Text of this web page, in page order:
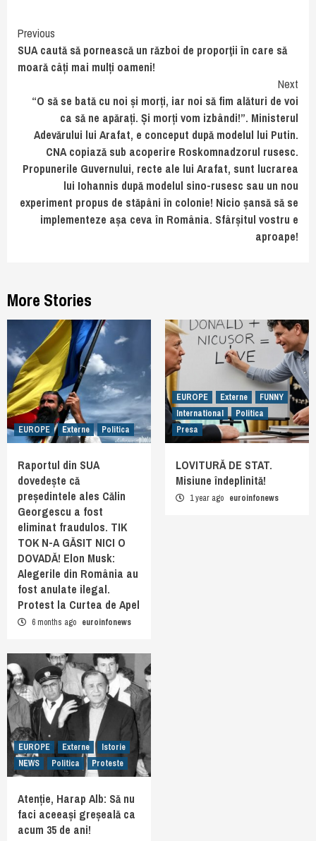
Continue
Reading
Previous
SUA caută să pornească un război de proporţii în care să
moară câți mai mulți oameni!
Next
“O să se bată cu noi și morți, iar noi să fim alături de voi
ca să ne apărați. Și morți vom izbândi!”. Ministerul
Adevărului lui Arafat, e conceput după modelul lui Putin.
CNA copiază sub acoperire Roskomnadzorul rusesc.
Propunerile Guvernului, recte ale lui Arafat, sunt lucrarea
lui Iohannis după modelul sino-rusesc sau un nou
experiment propus de stăpâni în colonie! Nicio șansă să se
implementeze așa ceva în România. Sfârșitul vostru e
aproape!
More Stories
EUROPE Externe Politica
Raportul din SUA
dovedește că
președintele ales Călin
Georgescu a fost
eliminat fraudulos. TIK
TOK N-A GĂSIT NICI O
DOVADĂ! Elon Musk:
Alegerile din România au
fost anulate ilegal.
Protest la Curtea de Apel
6 months ago euroinfonews
EUROPE Externe
FUNNY
International
Politica
Presa
LOVITURĂ DE STAT.
Misiune îndeplinită!
1 year ago euroinfonews
EUROPE Externe
Istorie
NEWS
Politica Proteste
Atenție, Harap Alb: Să nu
faci aceeași greșeală ca
acum 35 de ani!